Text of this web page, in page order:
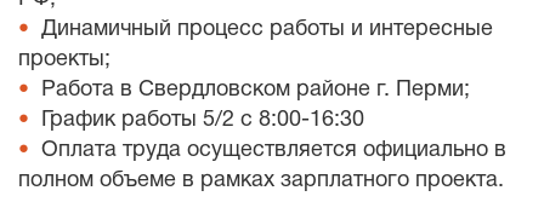
Динамичный процесс работы и интересные
проекты;
Работа в Свердловском районе г. Перми;
График работы 5/2 с 8:00-16:30
Оплата труда осуществляется официально в
полном объеме в рамках зарплатного проекта.